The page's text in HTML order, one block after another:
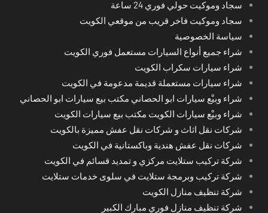
سجاد وموكيت حولي فوري 24 ساعة
سجاد وموكيت فاخر قريب من موقعي الكويت
سياسة الخصوصية
شراء جميع أنواع السيارات مستعمل فوري الكويت
شراء سيارات سكراب الكويت
شراء سيارات مستعملة قديمة مدعومة في الكويت
شراء وبيْع سيارات ابو الحصاني مكتب بيع سيارات ابو الحصاني
شراء وبيْع سيارات الكويت مكتب بيع سيارات الكويت
شركات نقل اثاث و شركات نقل عفش مميزة بالكويت
شركات نقل عفش هندية وباكستانية في الكويت
شركة تركيب ستلايت مركزي و تمديد قسائم في الكويت
شركة تركيب وبرمجة ستلايت في سلوى خدمات ستلايت
شركة تنظيف منازل الكويت
شركة تنظيف منازل فوري مبارك الكبير